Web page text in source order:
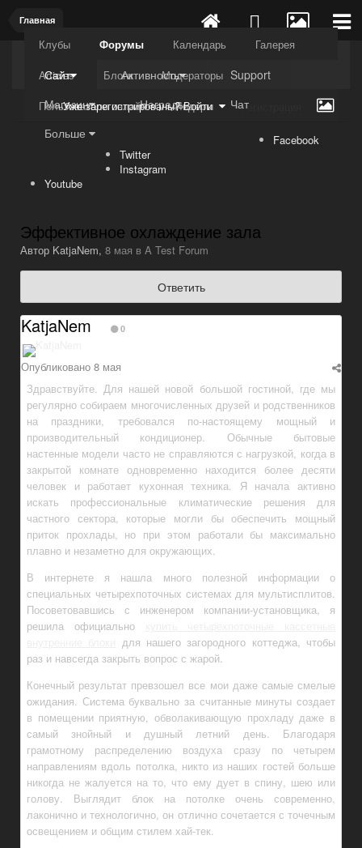
Главная
Kuli4kam.net Дружный форум
Сайт
Клубы Форумы Календарь
Галерея
Articles
Блоги
Модераторы
Пользователи онлайн
Лидеры
Активность
Support
Магазин
Награды
Чат
Больше
Уже зарегистрированы? Войти Регистрация
Facebook
Twitter
Instagram
Youtube
Эффективное охлаждение зала
Автор KatjaNem, 8 мая в A Test Forum
Ответить
KatjaNem 0
Опубликовано 8 мая
Здравствуйте. Для нашей новой большой гостиной, где мы
регулярно собираем многочисленных друзей и родственников
на праздники, требовался по-настоящему мощный и
производительный кондиционер. Обычные бытовые
настенные модели часто не справляются с нагрузкой, когда в
закрытой комнате одновременно находится более десяти
человек и работает кухонная техника. Я начала активно
искать профессиональные климатические решения для
частного сектора, которые могли бы обеспечить мощный
приток прохлады, но при этом работали бы максимально
плавно и незаметно для окружающих.
В интернете я нашла много полезной информации о
специальных четырехпоточных системах для мультисплитов.
Посоветовавшись с инженером компании-установщика, я
решила официально
для нашего загородного коттеджа, чтобы
раз и навсегда закрыть вопрос с жарой.
Конечный результат превзошел все мои даже самые смелые
ожидания. Система буквально за считанные минуты создает
в помещении приятную, обволакивающую прохладу даже в
самый знойный и душный летний день. Благодаря
грамотному распределению воздуха сразу по четырем
направлениям вдоль потолка, никто из наших гостей больше
никогда не жалуется на то, что ему дует в спину, шею или
голову. Выглядит блок на потолке очень современно,
лаконично и технологично, он отлично сочетается с точечным
освещением и общим стилем хай-тек.